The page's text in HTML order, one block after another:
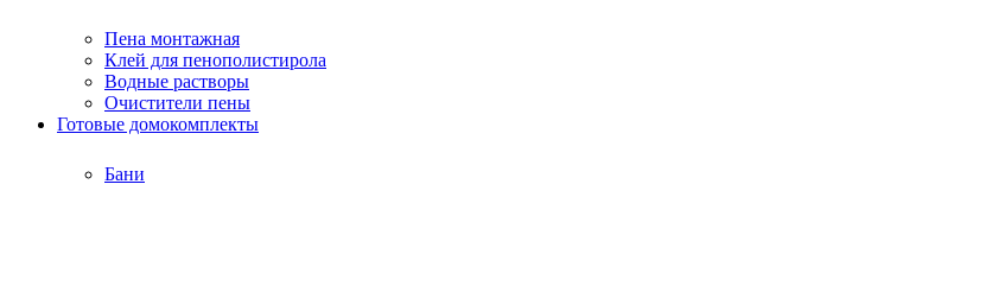
Пена монтажная
Клей для пенополистирола
Водные растворы
Очистители пены
Готовые домокомплекты
Бани